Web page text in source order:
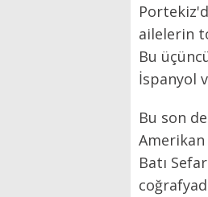
ailelerin
Bu
İspanyol
Bu son
Amerikan
Batı